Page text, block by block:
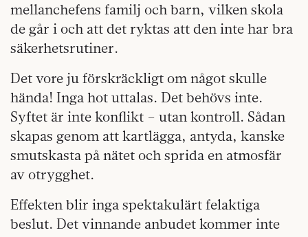
mellanchefens familj och barn, vilken skola
de går i och att det ryktas att den inte har bra
säkerhetsrutiner.
Det vore ju förskräckligt om något skulle
hända! Inga hot uttalas. Det behövs inte.
Syftet är inte konflikt – utan kontroll. Sådan
skapas genom att kartlägga, antyda, kanske
smutskasta på nätet och sprida en atmosfär
av otrygghet.
Effekten blir inga spektakulärt felaktiga
beslut. Det vinnande anbudet kommer inte